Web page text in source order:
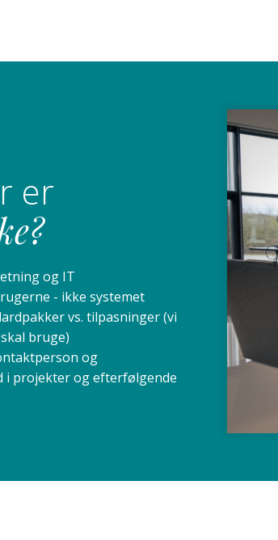
er
og IT
- ikke systemet
vs. tilpasninger (vi
bruge)
og
i projekter og efterfølgende